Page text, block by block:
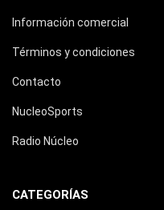
Información comercial
Términos y condiciones
Contacto
NucleoSports
Radio Núcleo
CATEGORÍAS